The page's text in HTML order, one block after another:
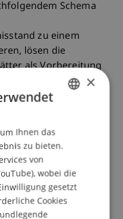
Schema
zu einem
lösen die
als Vorbereitung
dann jene
den
zu
zur Korrektur
bildet einen
Veranstaltung, so
werden,
×
Ihnen das
zu bieten.
von
wobei die
gesetzt
Cookies